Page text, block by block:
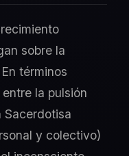
sobre la
términos
la pulsión
Sacerdotisa
y colectivo)